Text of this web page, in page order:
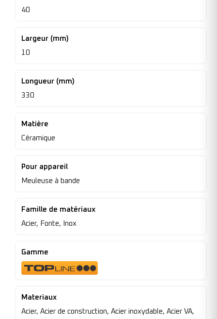
40
Largeur (mm)
10
Longueur (mm)
330
Matière
Céramique
Pour appareil
Meuleuse à bande
Famille de matériaux
Acier, Fonte, Inox
Gamme
Materiaux
Acier, Acier de construction, Acier inoxydable, Acier VA,